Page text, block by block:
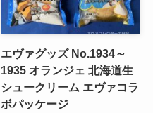
エヴァグッズ No.1934～
1935 オランジェ 北海道生
シュークリーム エヴァコラ
ボパッケージ